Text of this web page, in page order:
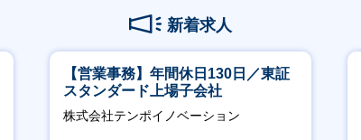
新着求人
【営業事務】年間休日130日／東証
スタンダード上場子会社
株式会社テンポイノベーション